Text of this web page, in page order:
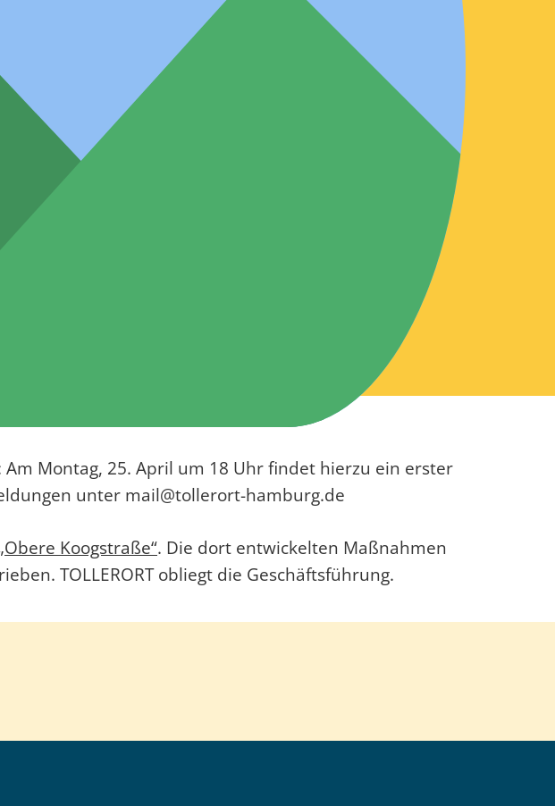
Montag, 25. April um 18 Uhr findet hierzu ein erster
unter mail@tollerort-hamburg.de
Koogstraße“. Die dort entwickelten Maßnahmen
TOLLERORT obliegt die Geschäftsführung.